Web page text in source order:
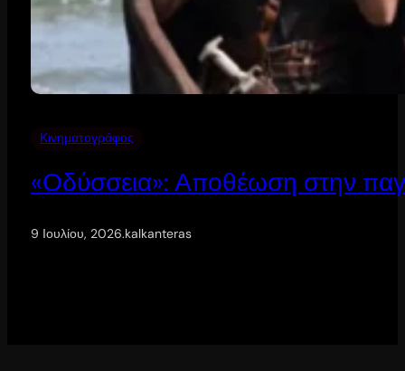
Κινηματογράφος
«Οδύσσεια»: Αποθέωση στην
9 Ιουλίου, 2026.kalkanteras